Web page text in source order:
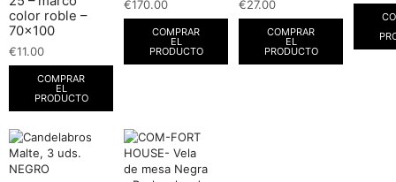
color roble –
70×100
€11.00
COMPRAR
EL
PRODUCTO
€170.00
COMPRAR
EL
PRODUCTO
€27.00
COMPRAR
EL
PRODUCTO